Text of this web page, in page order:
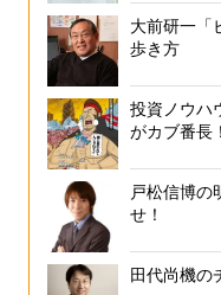
大前研一「
歩き方
投資ノウハ
がカブ番長
戸松信博の
せ！
田代尚機の